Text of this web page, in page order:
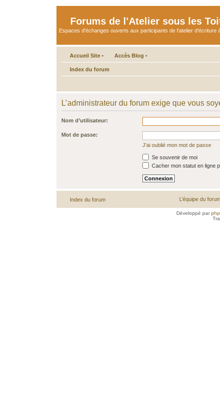
Forums de l'Atelier sous les
Espaces d'échanges ouverts aux participants de l'atelier d'écriture
Accueil Site • Accès Blog •
Index du forum
L’administrateur du forum exige que vous
Nom d’utilisateur:
Mot de passe:
J’ai oublié mon mot de passe
Se souvenir de moi
Cacher mon statut en ligne
Index du forum L’équipe du
Développé par